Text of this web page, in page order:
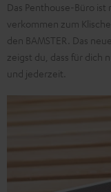
Das Penthouse-Büro
verkommen zum
den BAMSTER. Das
zeigst du, dass für dich
und jederzeit.